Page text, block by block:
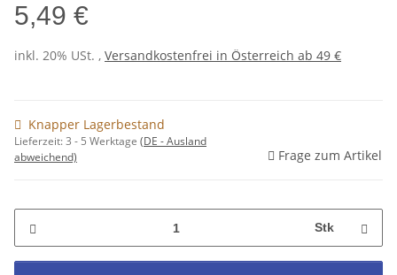
5,49 €
inkl. 20% USt. , Versandkostenfrei in Österreich ab 49 €
Knapper Lagerbestand
Lieferzeit:3 - 5 Werktage (DE - Ausland
abweichend)
Frage zum Artikel
Stk